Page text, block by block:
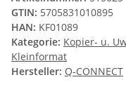
GTIN: 5705831010895
HAN: KF01089
Kategorie: Kopier- u.
Kleinformat
Hersteller: Q-CONNECT